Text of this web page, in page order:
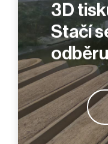
3D
Stačí